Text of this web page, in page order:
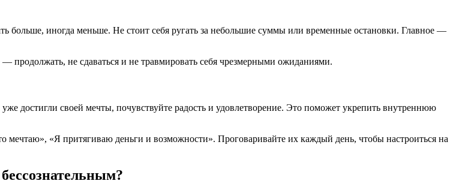
иногда меньше. Не стоит себя ругать за небольшие суммы или временные остановки. Главное —
продолжать, не сдаваться и не травмировать себя чрезмерными ожиданиями.
достигли своей мечты, почувствуйте радость и удовлетворение. Это поможет укрепить внутреннюю
«Я притягиваю деньги и возможности». Проговаривайте их каждый день, чтобы настроиться на